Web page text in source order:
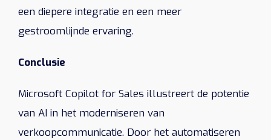
een diepere integratie en een meer
gestroomlijnde ervaring.
Conclusie
Microsoft Copilot for Sales illustreert de potentie
van AI in het moderniseren van
verkoopcommunicatie. Door het automatiseren